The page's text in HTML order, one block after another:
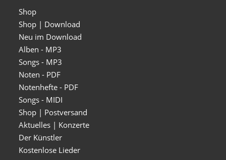
Shop
Shop | Download
Neu im Download
Alben - MP3
Songs - MP3
Noten - PDF
Notenhefte - PDF
Songs - MIDI
Shop | Postversand
Aktuelles | Konzerte
Der Künstler
Kostenlose Lieder